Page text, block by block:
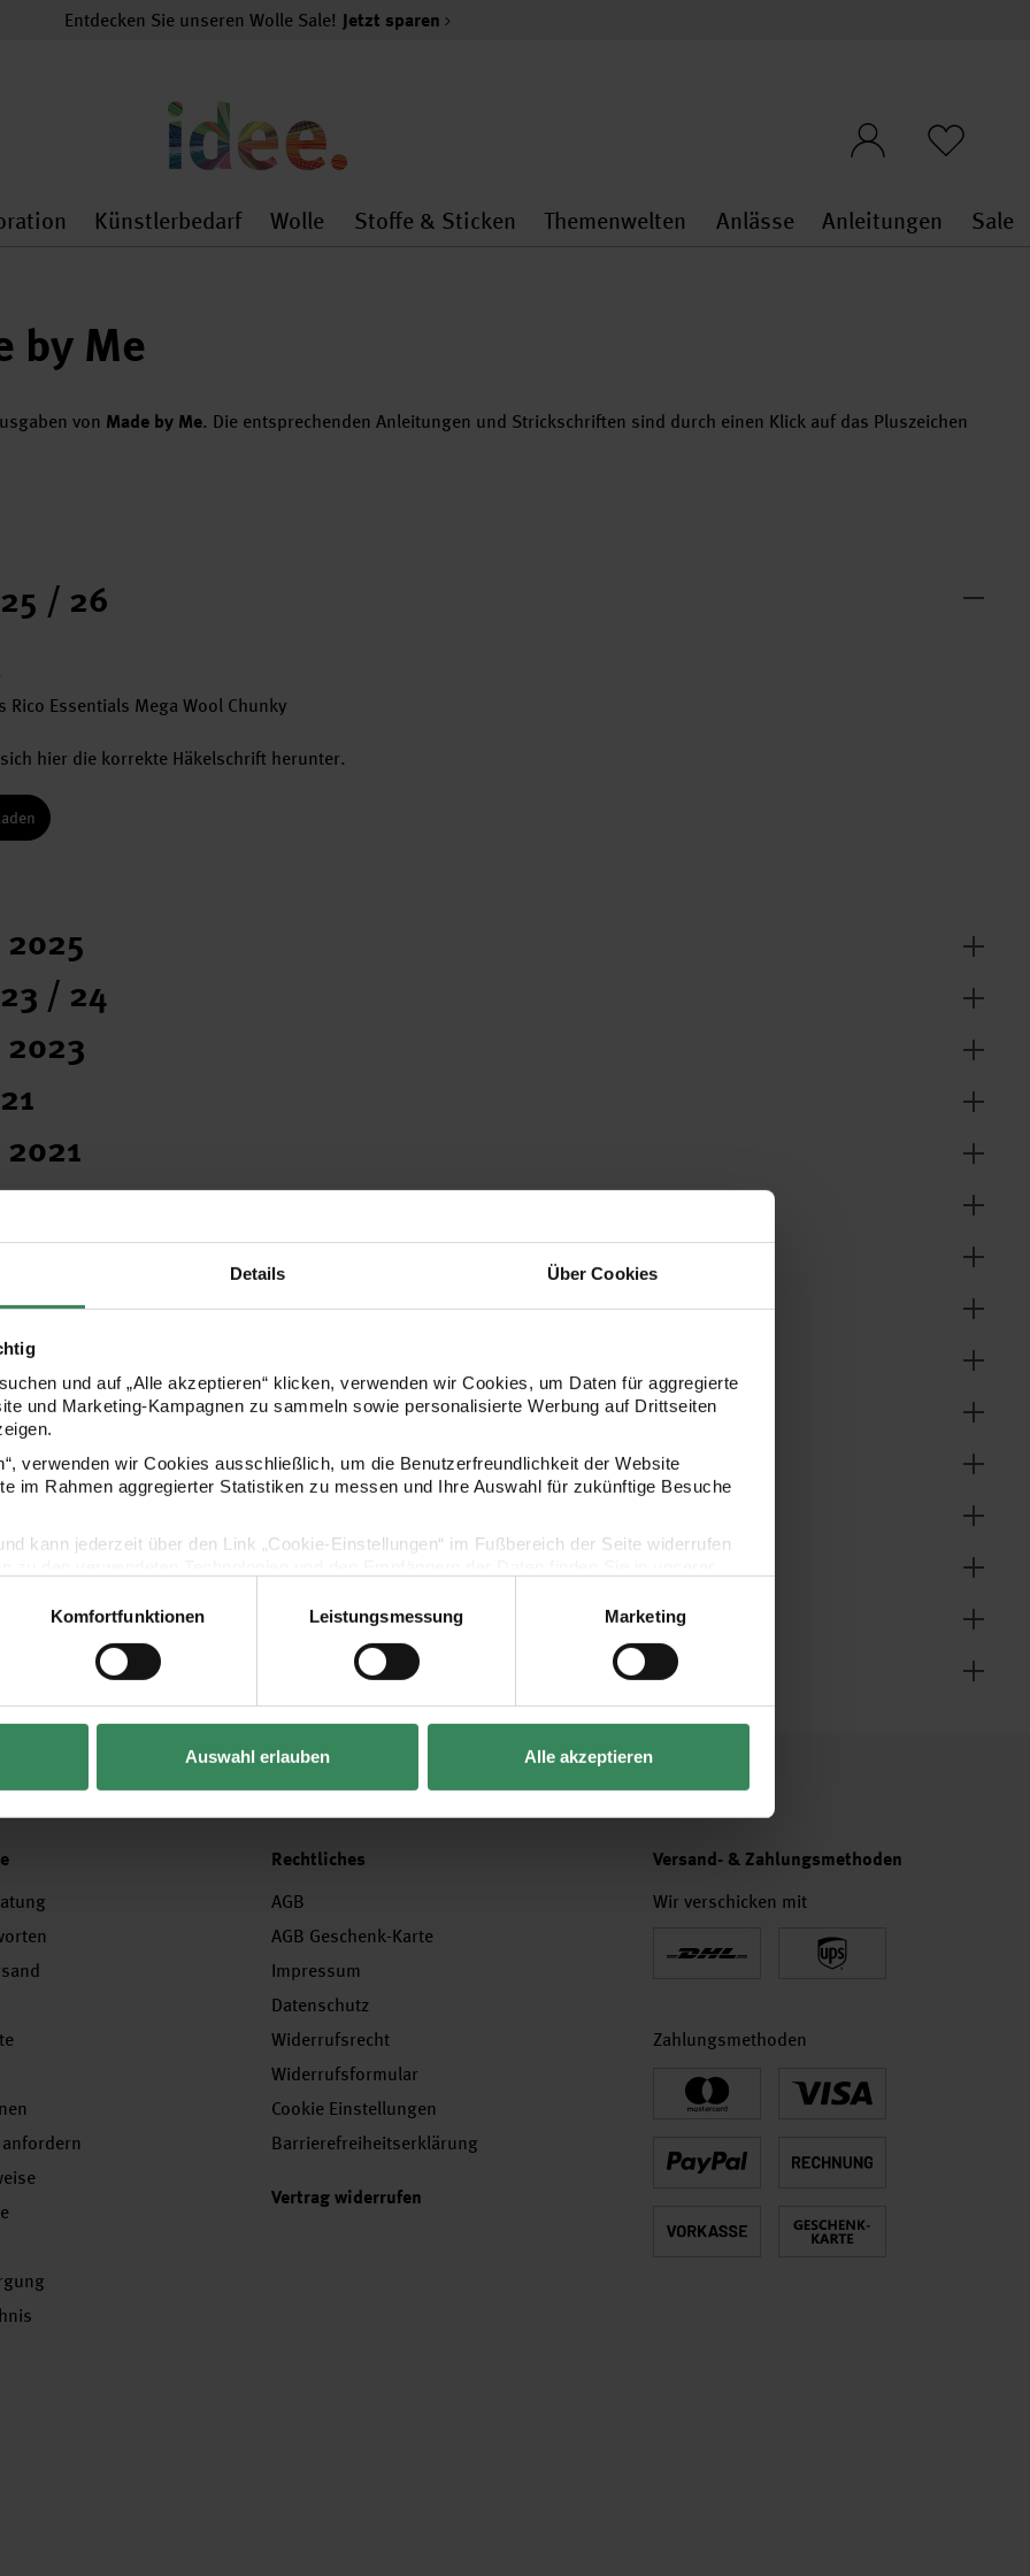
Details Über Cookies
und auf „Alle akzeptieren“ klicken, verwenden wir Cookies, um Daten für aggregierte
und Marketing-Kampagnen zu sammeln sowie personalisierte Werbung auf Drittseiten
verwenden wir Cookies ausschließlich, um die Benutzerfreundlichkeit der Website
im Rahmen aggregierter Statistiken zu messen und Ihre Auswahl für zukünftige Besuche
kann jederzeit über den Link „Cookie-Einstellungen“ im Fußbereich der Seite widerrufen
Vertrag widerrufen
Komfortfunktionen Leistungsmessung Marketing
Auswahl erlauben Alle akzeptieren
Entdecken Sie unseren Wolle Sale! Jetzt sparen
general.openMenu
Dekoration general.openMenu
Künstlerbedarf
Künstlerbedarf general.openMenu
Wolle
Wolle general.openMenu
Stoffe & Sticken
Stoffe & Sticken general.openMenu
Themenwelten
Themenwelten
Anlässe
Anlässe
Anleitungen Sale
by Me
von Made by Me. Die entsprechenden Anleitungen und Strickschriften sind durch einen Klick auf das Pluszeichen
/ 26
Rico Essentials Mega Wool Chunky
hier die korrekte Häkelschrift herunter.
/ 24
2020
/ 20
/ 16
Rechtliches
AGB
AGB Geschenk-Karte
Impressum
Datenschutz
Widerrufsrecht
Widerrufsformular
Cookie Einstellungen
Barrierefreiheitserklärung
Vertrag widerrufen
Versand- & Zahlungsmethoden
Wir verschicken mit
Zahlungsmethoden